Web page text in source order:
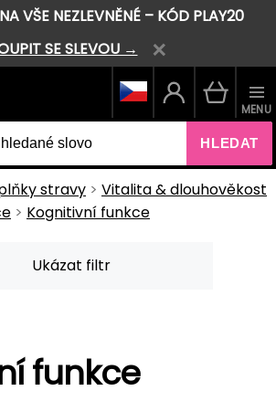
VŠE NEZLEVNĚNÉ – KÓD PLAY20
SE SLEVOU →
HLEDAT
MENU
stravy
Vitalita & dlouhověkost
Kognitivní funkce
Ukázat filtr
funkce